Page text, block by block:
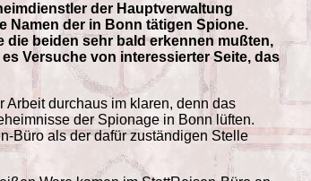
der Hauptverwaltung
Namen der in Bonn tätigen Spione.
die beiden sehr bald erkennen mußten,
Versuche von interessierter Seite, das
Arbeit durchaus im klaren, denn das
der Spionage in Bonn lüften.
Büro als der dafür zuständigen Stelle